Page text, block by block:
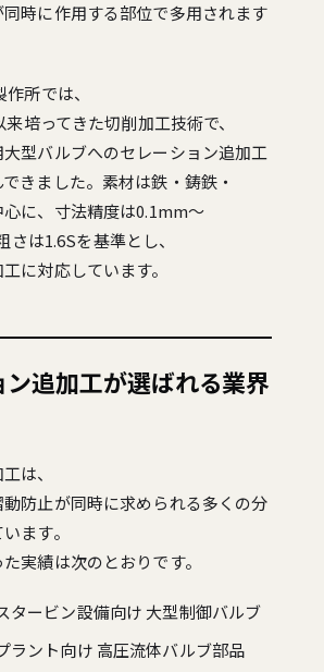
時に作用する部位で多用されます
所では、
培ってきた切削加工技術で、
型バルブへのセレーション追加工
きました。素材は鉄・鋳鉄・
に、寸法精度は0.1mm〜
は1.6Sを基準とし、
に対応しています。
追加工が選ばれる業界
は、
動防止が同時に求められる多くの分
ます。
実績は次のとおりです。
タービン設備向け 大型制御バルブ
ラント向け 高圧流体バルブ部品